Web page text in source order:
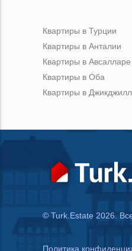
Квартиры в Турции
Квартиры в Анталии
Квартиры в Авсалларе
Квартиры в Оба
Квартиры в
© Turk.Estate 2026.
Политика